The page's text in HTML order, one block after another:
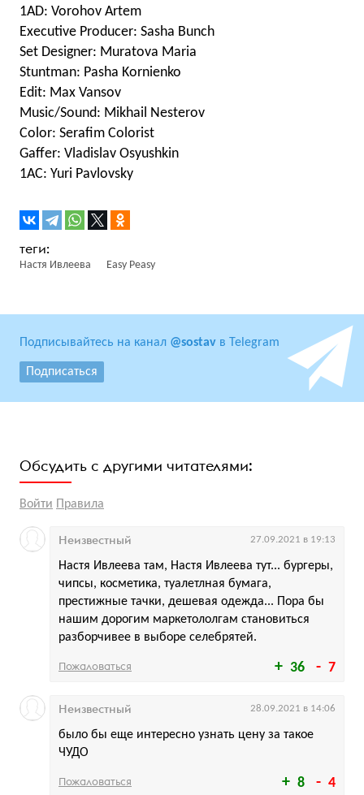
1AD: Vorohov Artem
Executive Producer: Sasha Bunch
Set Designer: Muratova Maria
Stuntman: Pasha Kornienko
Edit: Max Vansov
Music/Sound: Mikhail Nesterov
Color: Serafim Colorist
Gaffer: Vladislav Osyushkin
1AC: Yuri Pavlovsky
Настя Ивлеева Easy Peasy
Подписывайтесь на канал @sostav в Telegram
Подписаться
Обсудить с другими читателями:
Войти Правила
36 7
Настя Ивлеева там, Настя Ивлеева тут... бургеры,
чипсы, косметика, туалетлная бумага,
престижные тачки, дешевая одежда... Пора бы
нашим дорогим маркетололгам становиться
разборчивее в выборе селебрятей.
Неизвестный 27.09.2021 в 19:13
Пожаловаться
8 4
было бы еще интересно узнать цену за такое
ЧУДО
Неизвестный 28.09.2021 в 14:06
Пожаловаться